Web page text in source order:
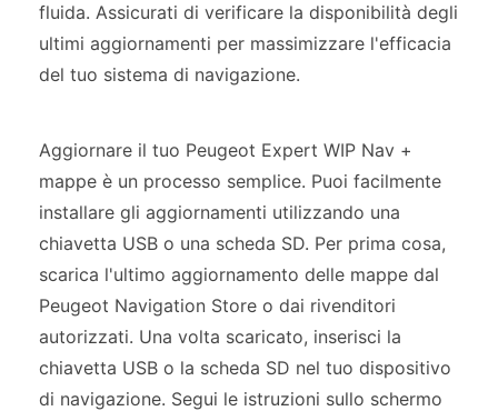
fluida. Assicurati di verificare la disponibilità degli
ultimi aggiornamenti per massimizzare l'efficacia
del tuo sistema di navigazione.
Aggiornare il tuo Peugeot Expert WIP Nav +
mappe è un processo semplice. Puoi facilmente
installare gli aggiornamenti utilizzando una
chiavetta USB o una scheda SD. Per prima cosa,
scarica l'ultimo aggiornamento delle mappe dal
Peugeot Navigation Store o dai rivenditori
autorizzati. Una volta scaricato, inserisci la
chiavetta USB o la scheda SD nel tuo dispositivo
di navigazione. Segui le istruzioni sullo schermo